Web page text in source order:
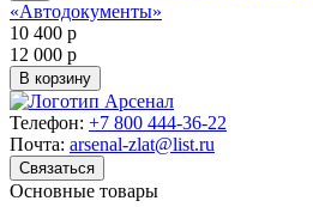
«Автодокументы»
10 400 р
12 000 р
В корзину
Телефон: +7 800 444-36-22
Почта: arsenal-zlat@list.ru
Связаться
Основные товары